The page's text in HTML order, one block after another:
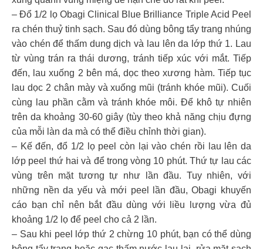
– Đổ 1/2 lọ Obagi Clinical Blue Brilliance Triple Acid Peel
ra chén thuỷ tinh sạch. Sau đó dùng bông tẩy trang nhúng
vào chén để thấm dung dịch và lau lên da lớp thứ 1. Lau
từ vùng trán ra thái dương, tránh tiếp xúc với mắt. Tiếp
đến, lau xuống 2 bên má, dọc theo xương hàm. Tiếp tục
lau dọc 2 chân mày và xuống mũi (tránh khóe mũi). Cuối
cùng lau phần cằm và tránh khóe môi. Để khô tự nhiên
trên da khoảng 30-60 giây (tùy theo khả năng chịu đựng
của mỗi làn da mà có thể điều chỉnh thời gian).
– Kế đến, đổ 1/2 lọ peel còn lại vào chén rồi lau lên da
lớp peel thứ hai và để trong vòng 10 phút. Thứ tự lau các
vùng trên mặt tương tự như lần đầu. Tuy nhiên, với
những nền da yếu và mới peel lần đầu, Obagi khuyến
cáo bạn chỉ nên bắt đầu dùng với liều lượng vừa đủ
khoảng 1/2 lọ để peel cho cả 2 lần.
– Sau khi peel lớp thứ 2 chừng 10 phút, bạn có thể dùng